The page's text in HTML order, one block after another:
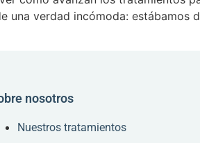
una verdad incómoda: estábamos
nosotros
Nuestros tratamientos